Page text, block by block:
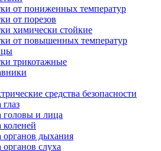
от пониженных температур
от порезов
химически стойкие
от повышенных температур
трикотажные
средства безопасности
головы и лица
коленей
органов дыхания
слуха